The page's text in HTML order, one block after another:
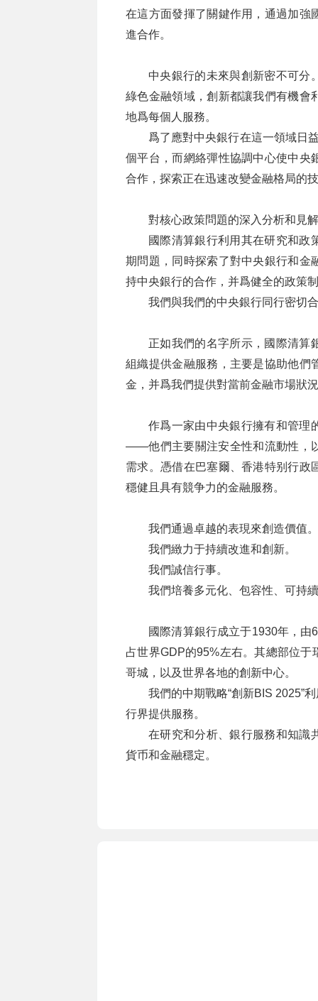
在這方面發揮了關鍵作用，通過加強
進合作。
中央銀行的未來與創新密不可分
綠色金融領域，創新都讓我們有機會
地爲每個人服務。
爲了應對中央銀行在這一領域日
個平台，而網絡彈性協調中心使中央
合作，探索正在迅速改變金融格局的
對核心政策問題的深入分析和見解
國際清算銀行利用其在研究和政
期問題，同時探索了對中央銀行和金
持中央銀行的合作，并爲健全的政策
我們與我們的中央銀行同行密切
正如我們的名字所示，國際清算
組織提供金融服務，主要是協助他們
金，并爲我們提供對當前金融市場狀
作爲一家由中央銀行擁有和管理
——他們主要關注安全性和流動性，
需求。憑借在巴塞爾、香港特别行政
穩健且具有競争力的金融服務。
我們通過卓越的表現來創造價值。
我們緻力于持續改進和創新。
我們誠信行事。
我們培養多元化、包容性、可持
國際清算銀行成立于1930年，
占世界GDP的95%左右。其總部位
哥城，以及世界各地的創新中心。
我們的中期戰略“創新BIS 2025”
行界提供服務。
在研究和分析、銀行服務和知識
貨币和金融穩定。